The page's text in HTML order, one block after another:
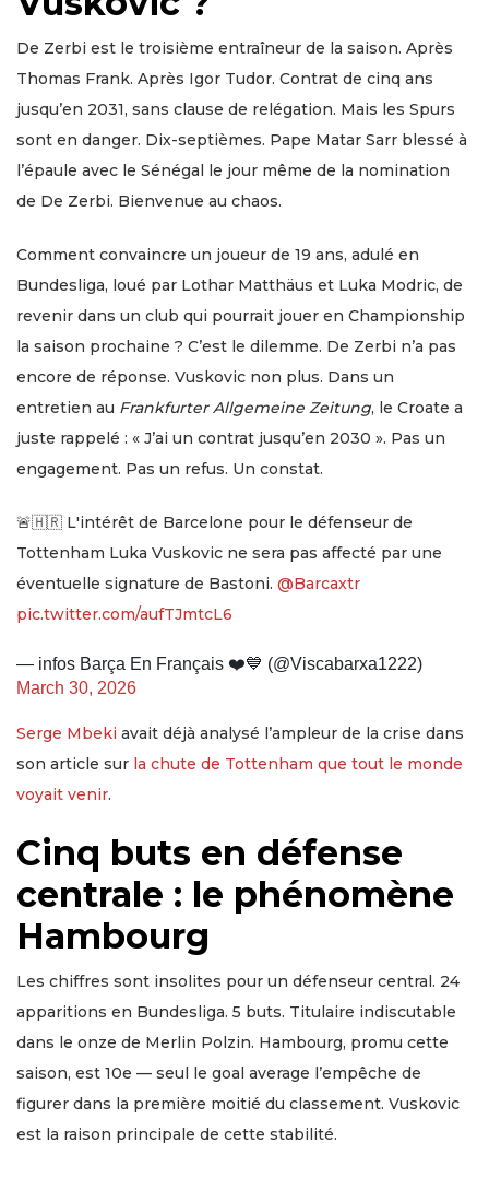
De Zerbi est le troisième entraîneur de la saison. Après
Thomas Frank. Après Igor Tudor. Contrat de cinq ans
jusqu’en 2031, sans clause de relégation. Mais les Spurs
sont en danger. Dix-septièmes. Pape Matar Sarr blessé à
l’épaule avec le Sénégal le jour même de la nomination
de De Zerbi. Bienvenue au chaos.
Comment convaincre un joueur de 19 ans, adulé en
Bundesliga, loué par Lothar Matthäus et Luka Modric, de
revenir dans un club qui pourrait jouer en Championship
la saison prochaine ? C’est le dilemme. De Zerbi n’a pas
encore de réponse. Vuskovic non plus. Dans un
entretien au Frankfurter Allgemeine Zeitung, le Croate a
juste rappelé : « J’ai un contrat jusqu’en 2030 ». Pas un
engagement. Pas un refus. Un constat.
🚨🇭🇷 L'intérêt de Barcelone pour le défenseur de
Tottenham Luka Vuskovic ne sera pas affecté par une
éventuelle signature de Bastoni. @Barcaxtr
pic.twitter.com/aufTJmtcL6
— infos Barça En Français ❤️💙 (@Viscabarxa1222)
March 30, 2026
Serge Mbeki avait déjà analysé l’ampleur de la crise dans
son article sur la chute de Tottenham que tout le monde
voyait venir.
Cinq buts en défense
centrale : le phénomène
Hambourg
Les chiffres sont insolites pour un défenseur central. 24
apparitions en Bundesliga. 5 buts. Titulaire indiscutable
dans le onze de Merlin Polzin. Hambourg, promu cette
saison, est 10e — seul le goal average l’empêche de
figurer dans la première moitié du classement. Vuskovic
est la raison principale de cette stabilité.